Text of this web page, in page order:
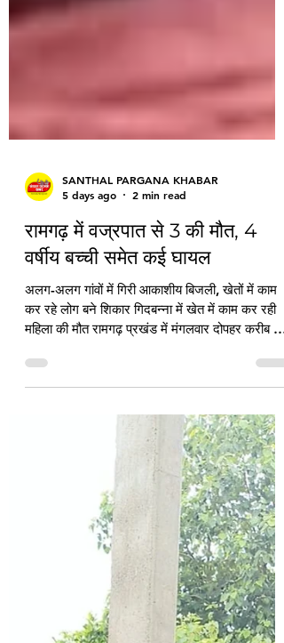
SANTHAL PARGANA KHABAR
5 days ago
2 min read
रामगढ़ में वज्रपात से 3 की मौत, 4
वर्षीय बच्ची समेत कई घायल
अलग-अलग गांवों में गिरी आकाशीय बिजली, खेतों में काम
महिला की मौत रामगढ़ प्रखंड में मंगलवार दोपहर करीब 2
बजे हुई तेज बारिश के दौरान आकाशीय बिजली गिरने से
अलग-अलग गांवों में तीन लोगों की मौत हो गई, जबकि 4
वर्षीय बच्ची सहित आधा दर्जन से अधिक लोग घायल हो
गए। पहली घटना छोटी रणबहियार पंचायत के गिदबन्ना गांव
में हुई, जहां धान की रोपाई कर रहे एक परिवार पर वज्रपात
हो गया। हादसे में 20 वर्षीय आलतामुनी मरांडी की मौके पर